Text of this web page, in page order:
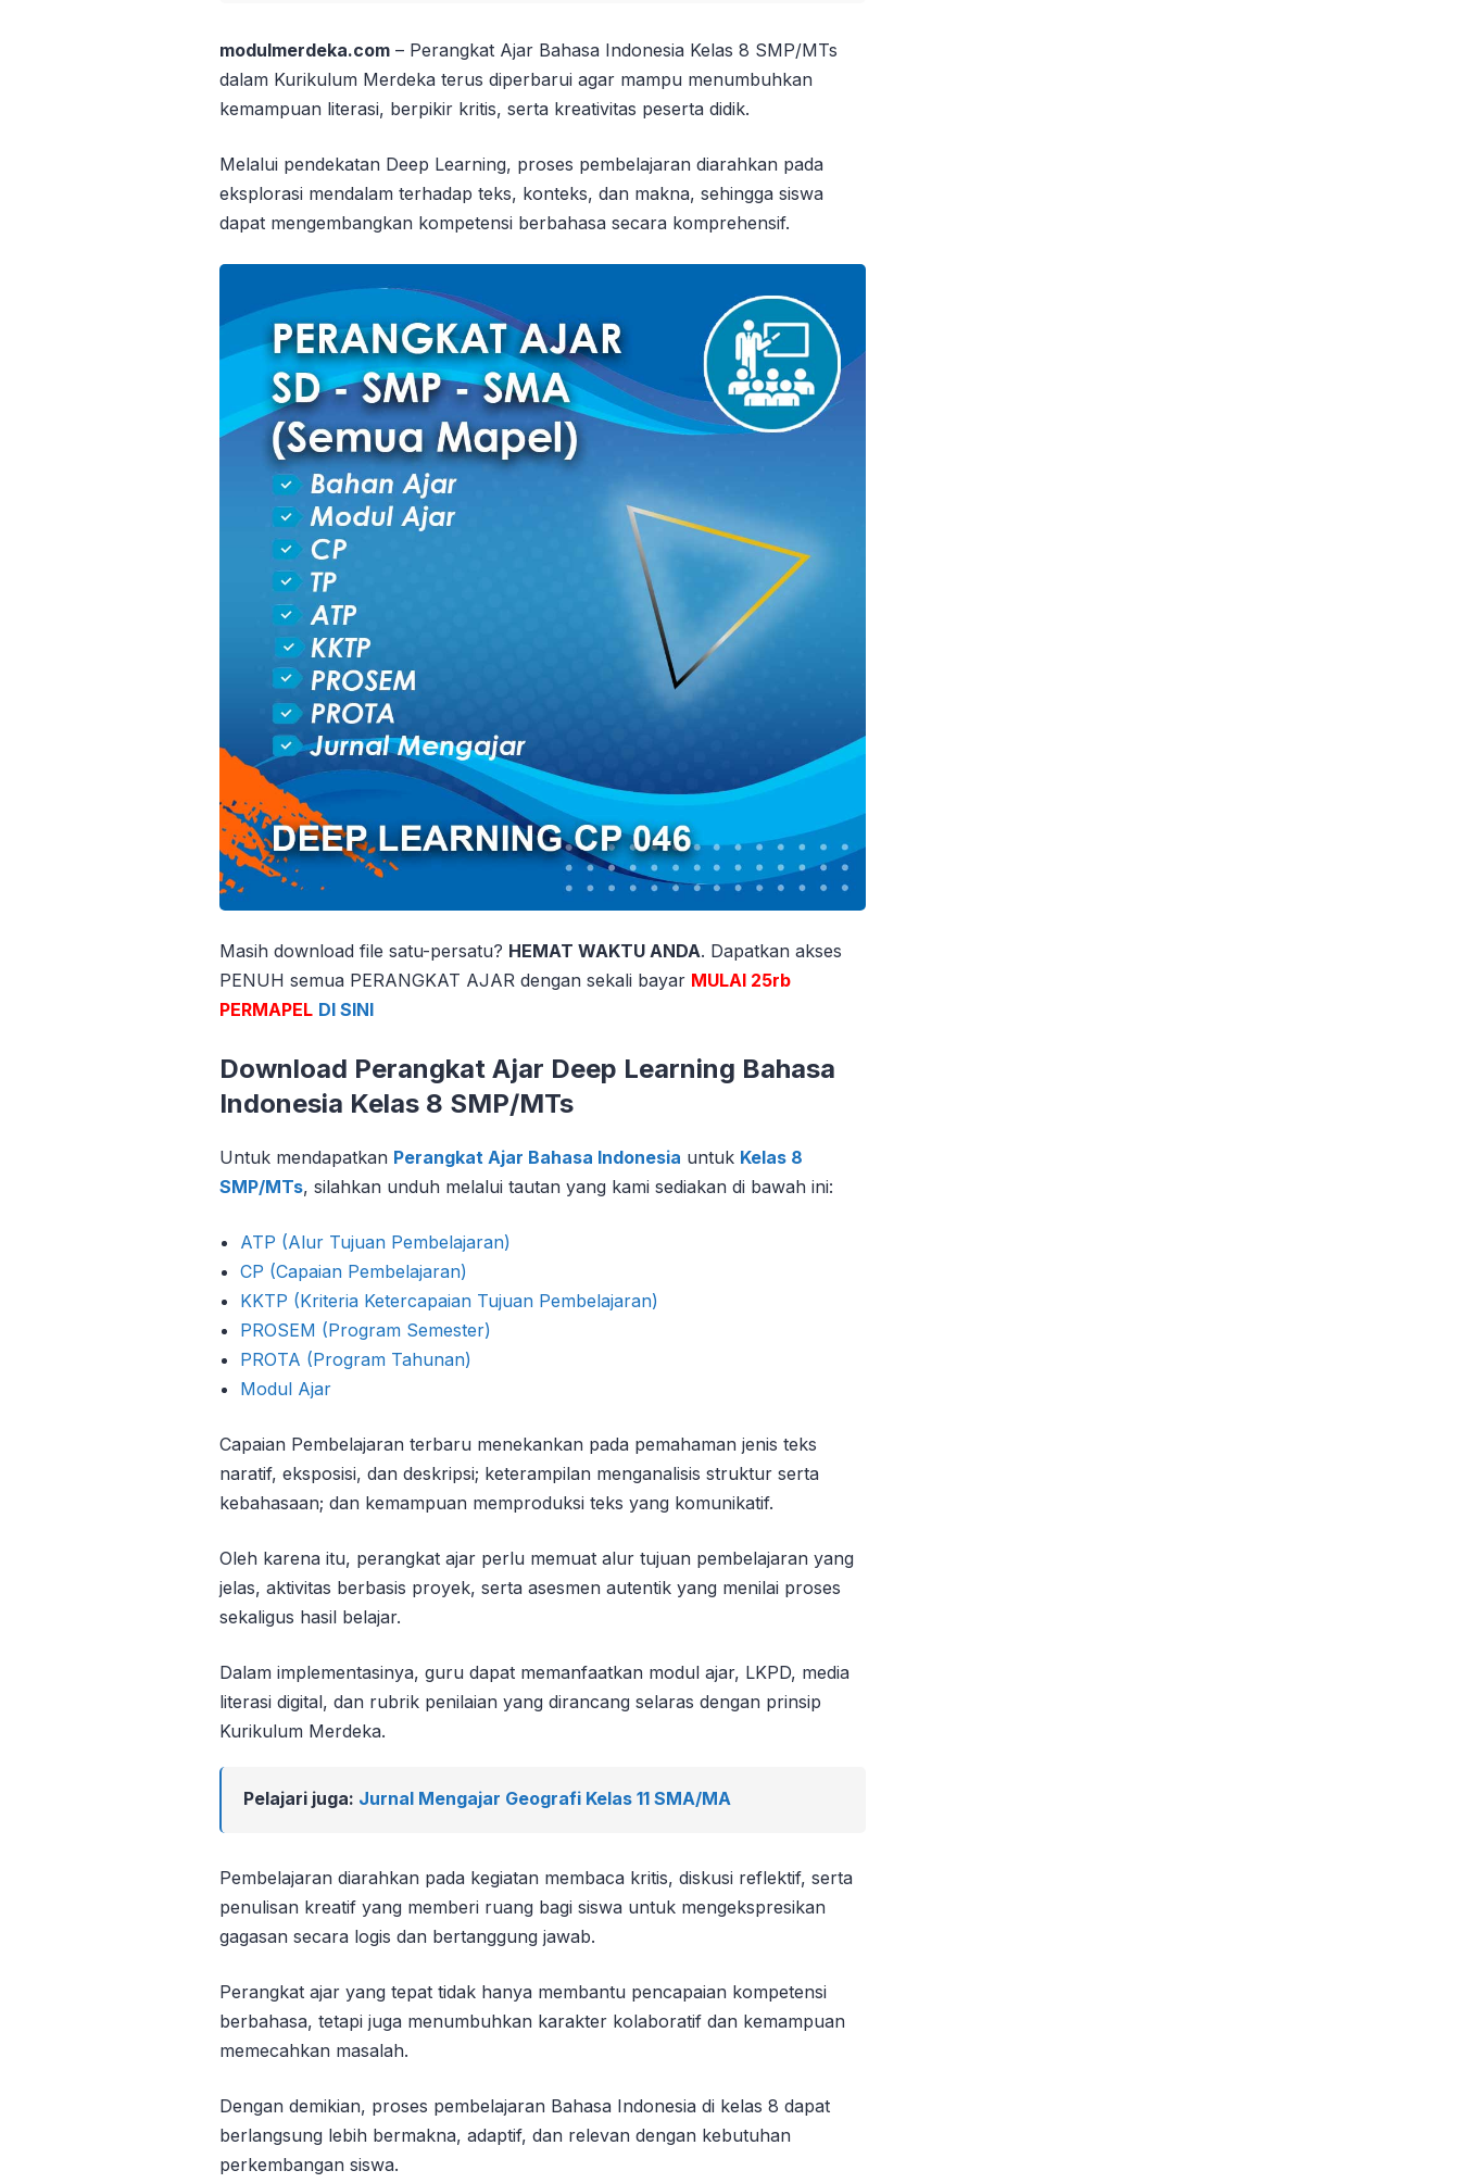
modulmerdeka.com – Perangkat Ajar Bahasa Indonesia Kelas 8 SMP/MTs
dalam Kurikulum Merdeka terus diperbarui agar mampu menumbuhkan
kemampuan literasi, berpikir kritis, serta kreativitas peserta didik.
Melalui pendekatan Deep Learning, proses pembelajaran diarahkan pada
eksplorasi mendalam terhadap teks, konteks, dan makna, sehingga siswa
dapat mengembangkan kompetensi berbahasa secara komprehensif.
Masih download file satu-persatu? HEMAT WAKTU ANDA. Dapatkan akses
PENUH semua PERANGKAT AJAR dengan sekali bayar MULAI 25rb
PERMAPEL DI SINI
Download Perangkat Ajar Deep Learning Bahasa
Indonesia Kelas 8 SMP/MTs
Untuk mendapatkan Perangkat Ajar Bahasa Indonesia untuk Kelas 8
SMP/MTs, silahkan unduh melalui tautan yang kami sediakan di bawah ini:
ATP (Alur Tujuan Pembelajaran)
CP (Capaian Pembelajaran)
KKTP (Kriteria Ketercapaian Tujuan Pembelajaran)
PROSEM (Program Semester)
PROTA (Program Tahunan)
Modul Ajar
Capaian Pembelajaran terbaru menekankan pada pemahaman jenis teks
naratif, eksposisi, dan deskripsi; keterampilan menganalisis struktur serta
kebahasaan; dan kemampuan memproduksi teks yang komunikatif.
Oleh karena itu, perangkat ajar perlu memuat alur tujuan pembelajaran yang
jelas, aktivitas berbasis proyek, serta asesmen autentik yang menilai proses
sekaligus hasil belajar.
Dalam implementasinya, guru dapat memanfaatkan modul ajar, LKPD, media
literasi digital, dan rubrik penilaian yang dirancang selaras dengan prinsip
Kurikulum Merdeka.
Pelajari juga: Jurnal Mengajar Geografi Kelas 11 SMA/MA
Pembelajaran diarahkan pada kegiatan membaca kritis, diskusi reflektif, serta
penulisan kreatif yang memberi ruang bagi siswa untuk mengekspresikan
gagasan secara logis dan bertanggung jawab.
Perangkat ajar yang tepat tidak hanya membantu pencapaian kompetensi
berbahasa, tetapi juga menumbuhkan karakter kolaboratif dan kemampuan
memecahkan masalah.
Dengan demikian, proses pembelajaran Bahasa Indonesia di kelas 8 dapat
berlangsung lebih bermakna, adaptif, dan relevan dengan kebutuhan
perkembangan siswa.